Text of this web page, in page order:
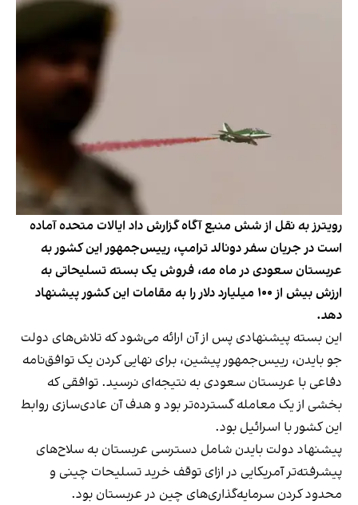
رویترز به نقل از شش منبع آگاه گزارش داد ایالات متحده آماده
است در جریان سفر دونالد ترامپ، رییس‌جمهور این کشور به
عربستان سعودی در ماه مه، فروش یک بسته‌ تسلیحاتی به
ارزش بیش از ۱۰۰ میلیارد دلار را به مقامات این کشور پیشنهاد
دهد.
این بسته پیشنهادی پس از آن ارائه می‌شود که تلاش‌های دولت
جو بایدن، رییس‌جمهور پیشین، برای نهایی کردن یک توافق‌نامه‌
دفاعی با عربستان سعودی به نتیجه‌ای نرسید. توافقی که
بخشی از یک معامله گسترده‌تر بود و هدف آن عادی‌سازی روابط
این کشور با اسرائیل بود.
پیشنهاد دولت بایدن شامل دسترسی عربستان به سلاح‌های
پیشرفته‌تر آمریکایی در ازای توقف خرید تسلیحات چینی و
محدود کردن سرمایه‌گذاری‌های چین در عربستان بود.